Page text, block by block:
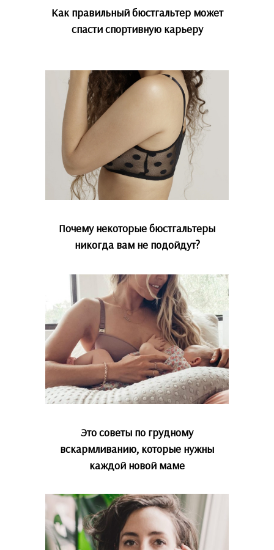
Как правильный бюстгальтер может
спасти спортивную карьеру
Почему некоторые бюстгальтеры
никогда вам не подойдут?
Это советы по грудному
вскармливанию, которые нужны
каждой новой маме